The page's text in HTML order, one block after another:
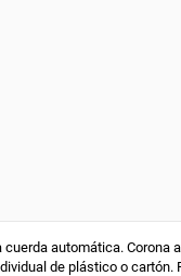
automática. Corona
de plástico o